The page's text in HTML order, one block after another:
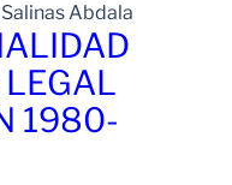
Abdala
1980-